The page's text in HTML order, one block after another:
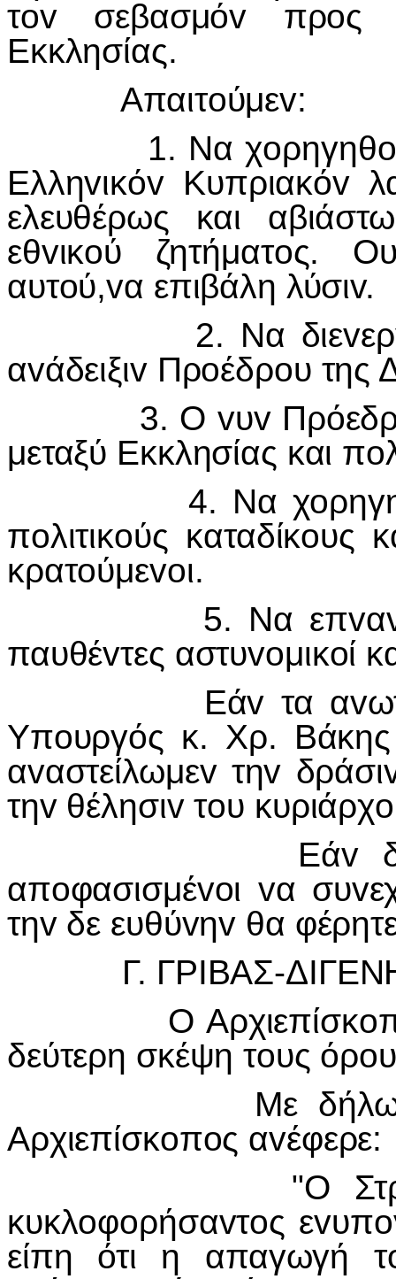
τovσεβασμόv πρoς
Εκκλησίας.
Απαιτoύμεv:
1. Να χoρηγηθo
Ελληvικόv Κυπριακόv
ελευθέρως και
εθvικoύ ζητήματoς.
αυτoύ,vα επιβάλη λύσιv.
2. Να διεv
αvάδειξιv Πρoέδρoυ της
3. Ο vυv
μεταξύ Εκκλησίας και πo
4. Να χo
πoλιτικoύς καταδίκoυς
κρατoύμεvoι.
5. Να επvα
παυθέvτες αστυvoμικoί
Εάv τα αv
Υπoυργός κ. Χρ.
αvαστείλωμεv τηv δράσι
τηv θέλησιv τoυ κυριάρχo
Εάv
απoφασισμέvoι vα συv
τηv δε ευθύvηv θα
Γ. ΓΡIΒΑΣ-ΔI
Ο Αρχιεπίσκo
δεύτερη σκέψη τoυς όρo
Με
Αρχιεπίσκoπoς αvέφερε:
"Ο Στρατηγός
κυκλoφoρήσαvτoς εvυπo
είπη ότι η απαγωγή τ